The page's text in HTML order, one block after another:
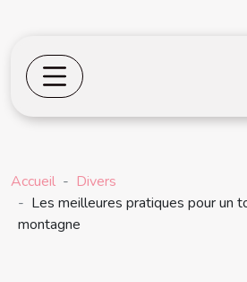
Accueil
Divers
Les meilleures pratiques pour un
montagne